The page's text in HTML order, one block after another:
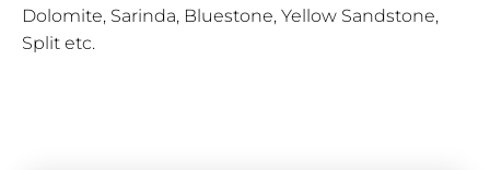
Dolomite, Sarinda, Bluestone, Yellow Sandstone,
Split etc.